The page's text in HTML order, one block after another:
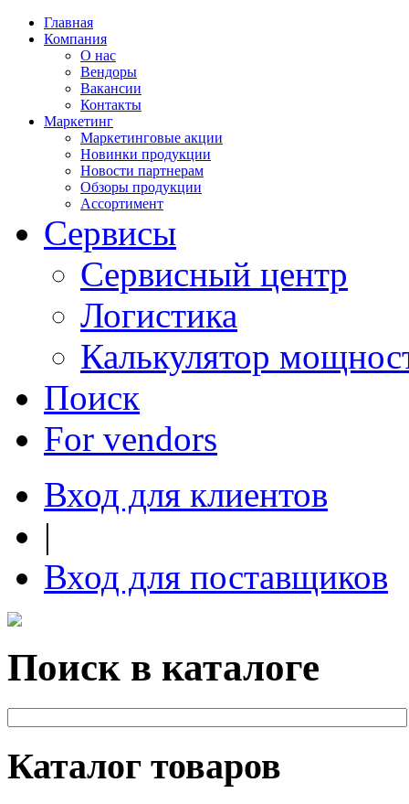
Главная
Компания
О нас
Вендоры
Вакансии
Контакты
Маркетинг
Маркетинговые акции
Новинки продукции
Новости партнерам
Обзоры продукции
Ассортимент
Сервисы
Сервисный центр
Логистика
Калькулятор
Поиск
For vendors
Вход для клиентов
|
Вход для поставщиков
Поиск в каталоге
Каталог товаров